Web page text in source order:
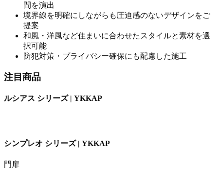
間を演出
境界線を明確にしながらも圧迫感のないデザインをご
提案
和風・洋風など住まいに合わせたスタイルと素材を選
択可能
防犯対策・プライバシー確保にも配慮した施工
注目商品
ルシアス シリーズ | YKKAP
シンプレオ シリーズ | YKKAP
門扉